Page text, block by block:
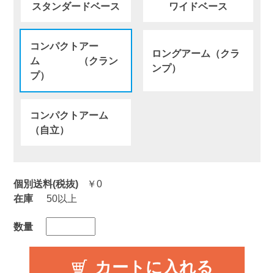
個別送料(税抜) ￥0
スタンダードベース ワイドベース
コンパクトアー
ム （クラン
プ）
ロングアーム（クラ
ンプ）
コンパクトアーム
（自立）
在庫 50以上
数量